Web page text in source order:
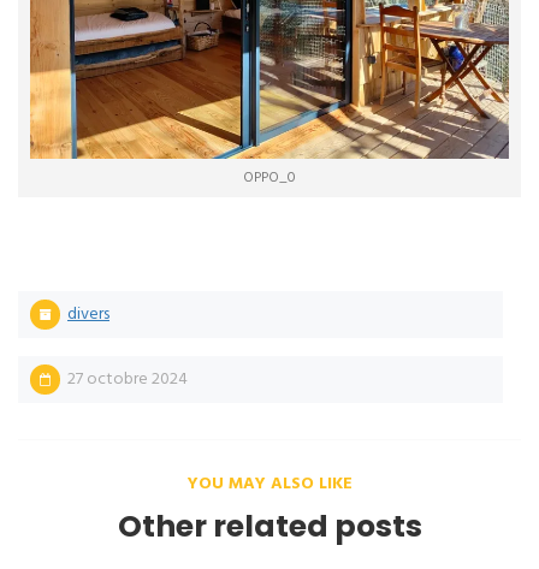
OPPO_0
divers
27 octobre 2024
YOU MAY ALSO LIKE
Other related posts